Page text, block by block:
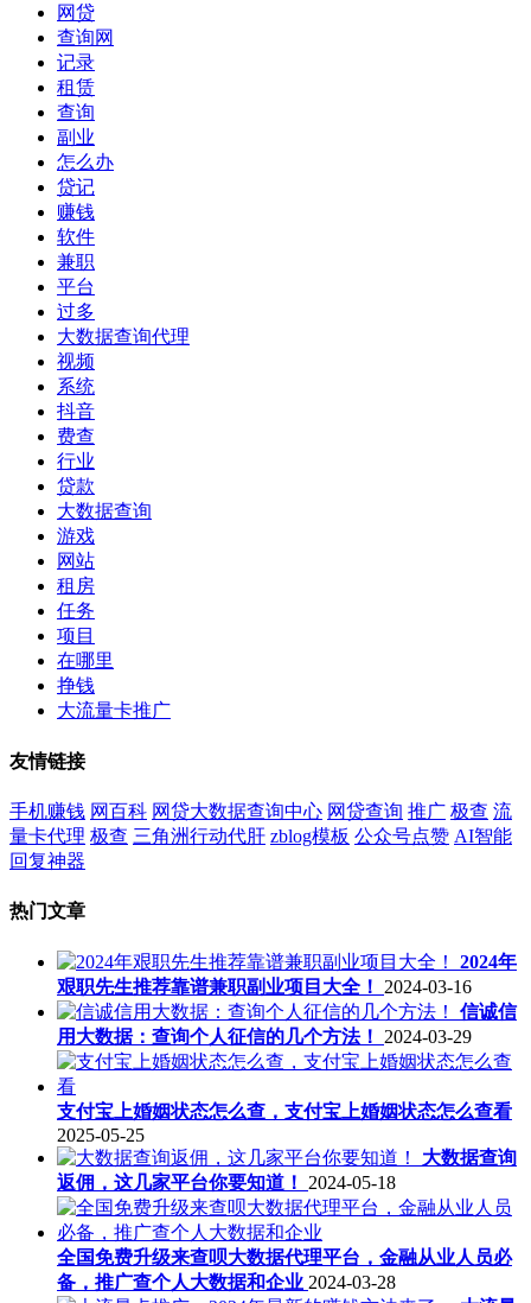
网贷
查询网
记录
租赁
查询
副业
怎么办
贷记
赚钱
软件
兼职
平台
过多
大数据查询代理
视频
系统
抖音
费查
行业
贷款
大数据查询
游戏
网站
租房
任务
项目
在哪里
挣钱
大流量卡推广
友情链接
手机赚钱 网百科 网贷大数据查询中心 网贷查询 推广 极查 流
量卡代理 极查 三角洲行动代肝 zblog模板 公众号点赞 AI智能
回复神器
热门文章
2024年
艰职先生推荐靠谱兼职副业项目大全！
2024-03-16
信诚信
用大数据：查询个人征信的几个方法！
2024-03-29
支付宝上婚姻状态怎么查，支付宝上婚姻状态怎么查看
2025-05-25
大数据查询
返佣，这几家平台你要知道！
2024-05-18
全国免费升级来查呗大数据代理平台，金融从业人员必
备，推广查个人大数据和企业 2024-03-28